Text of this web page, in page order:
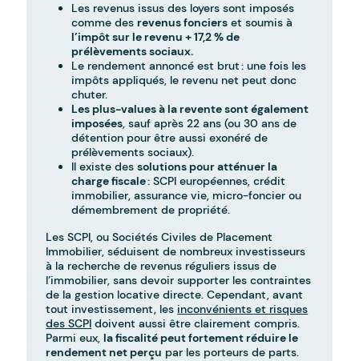
Les revenus issus des loyers sont imposés
comme des revenus fonciers et soumis à
l’impôt sur le revenu + 17,2 % de
prélèvements sociaux.
Le rendement annoncé est brut : une fois les
impôts appliqués, le revenu net peut donc
chuter.
Les plus-values à la revente sont également
imposées, sauf après 22 ans (ou 30 ans de
détention pour être aussi exonéré de
prélèvements sociaux).
Il existe dessolutions pour atténuer la
charge fiscale: SCPI européennes, crédit
immobilier, assurance vie, micro-foncier ou
démembrement de propriété.
Les SCPI, ou Sociétés Civiles de Placement
Immobilier, séduisent de nombreux investisseurs
à la recherche de revenus réguliers issus de
l’immobilier, sans devoir supporter les contraintes
de la gestion locative directe. Cependant, avant
tout investissement, les inconvénients et risques
des SCPI doivent aussi être clairement compris.
Parmi eux, la fiscalité peut fortement réduire le
rendement net perçu par les porteurs de parts.